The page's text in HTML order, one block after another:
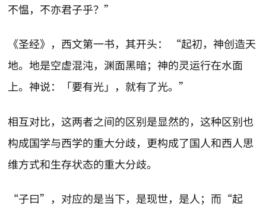
不愠，不亦君子乎？”
《圣经》，西文第一书，其开头： “起初，神创造天
地。地是空虚混沌，渊面黑暗；神的灵运行在水面
上。神说：「要有光」，就有了光。”
相互对比，这两者之间的区别是显然的，这种区别也
构成国学与西学的重大分歧，更构成了国人和西人思
维方式和生存状态的重大分歧。
“子曰”，对应的是当下，是现世，是人；而“起